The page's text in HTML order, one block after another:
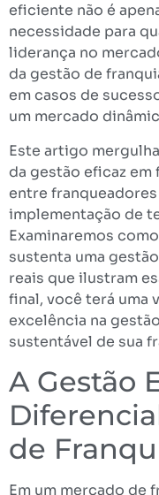
eficiente não é
necessidade para
liderança no
da gestão de
em casos de
um mercado
Este artigo
da gestão eficaz em
entre
implementação de
Examinaremos
sustenta uma
reais que ilustram
final, você terá uma
excelência na
sustentável de sua
A Gestão
de
Em um mercado de